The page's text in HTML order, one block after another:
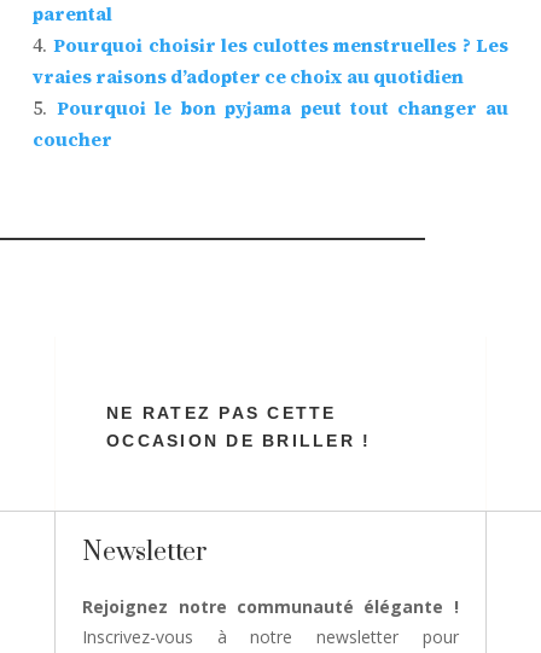
parental
Pourquoi choisir les culottes menstruelles ? Les
vraies raisons d’adopter ce choix au quotidien
Pourquoi le bon pyjama peut tout changer au
coucher
NE RATEZ PAS CETTE
OCCASION DE BRILLER !
Newsletter
Rejoignez notre communauté élégante !
Inscrivez-vous à notre newsletter pour